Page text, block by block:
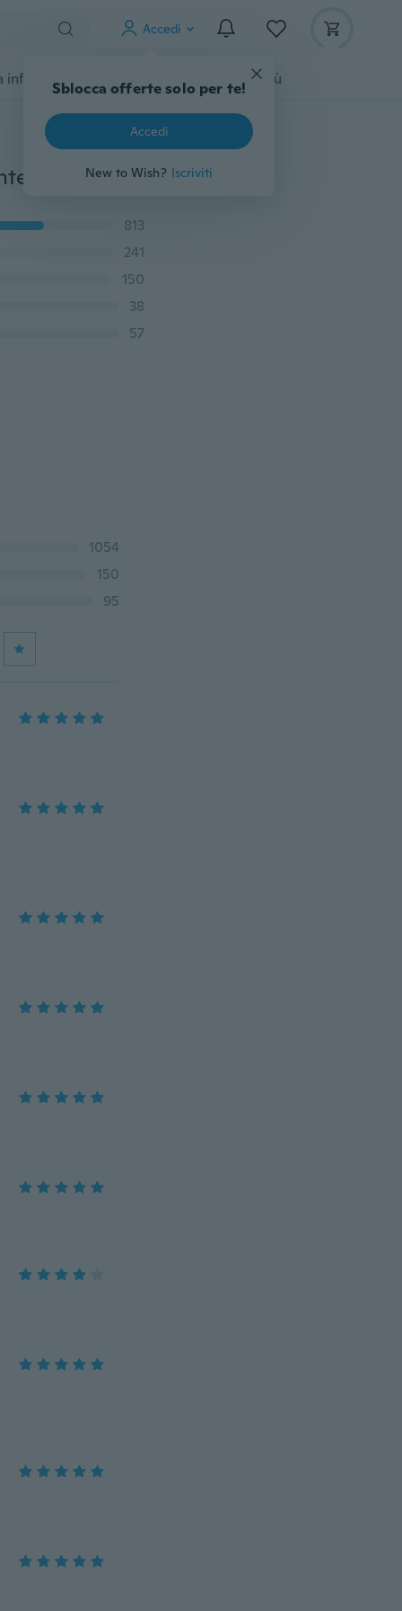
Accedi
Sblocca offerte solo per te!
Accedi
New to Wish? Iscriviti
infanzia Accessori per animali Di più
Prodotto sessuale lubrificante commestibile lubrificante solubile in acqua alla fragola
813
241
150
38
57
1054
150
95